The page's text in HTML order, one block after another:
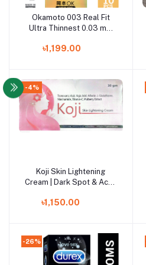
Add to cart
Okamoto 003 Real Fit
Ultra Thinnest 0.03 mm
- 10pcs Pack(Made In
৳1,199.00
-4%
Add to cart
Koji Skin Lightening
Cream | Dark Spot & Acne
৳1,150.00
-26%